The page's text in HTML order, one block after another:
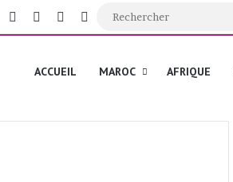
Facebook YouTubeInstagram
Switch skin
ACCUEIL MAROC AFRIQUE